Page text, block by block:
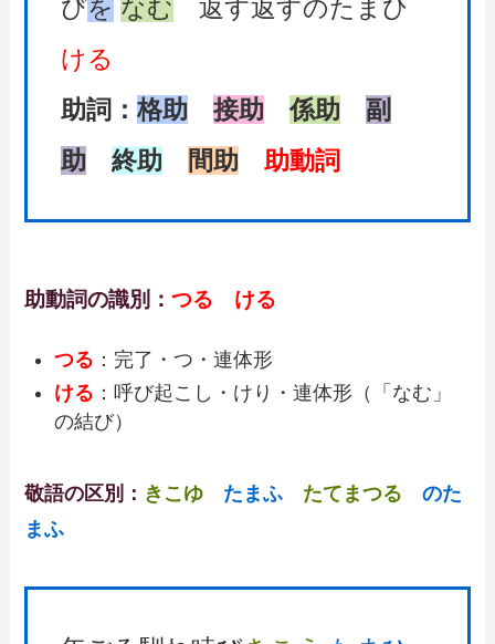
びを なむ 返す返すのたまひ
ける
助詞：格助 接助 係助
副
助
終助 間助 助動詞
助動詞の識別：つる ける
つる ：完了・つ・連体形
ける ：呼び起こし・けり・連体形（「なむ」
の結び）
敬語の区別： きこゆ たまふ たてまつる
のた
まふ